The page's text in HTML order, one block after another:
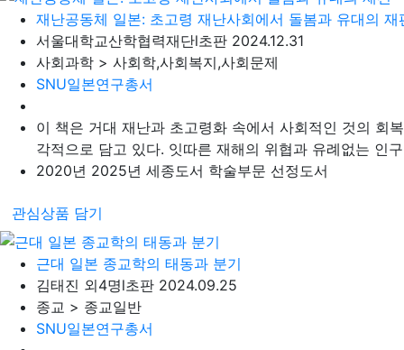
재난공동체 일본: 초고령 재난사회에서 돌봄과 유대의 재
서울대학교산학협력재단l초판 2024.12.31
사회과학 > 사회학,사회복지,사회문제
SNU일본연구총서
이 책은 거대 재난과 초고령화 속에서 사회적인 것의 회
각적으로 담고 있다. 잇따른 재해의 위협과 유례없는 인
2020년 2025년 세종도서 학술부문 선정도서
관심상품 담기
근대 일본 종교학의 태동과 분기
김태진 외4명l초판 2024.09.25
종교 > 종교일반
SNU일본연구총서